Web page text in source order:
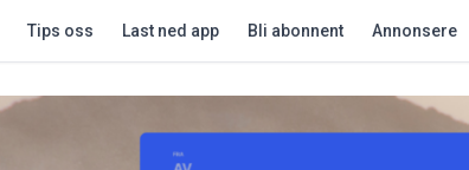
Tips oss Last ned app Bli abonnent Annonsere